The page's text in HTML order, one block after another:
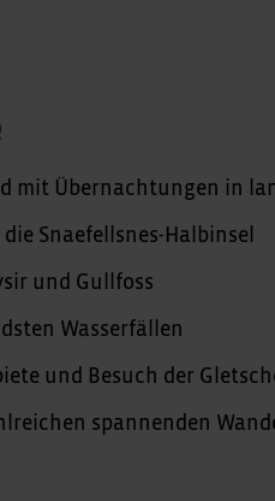
mit Übernachtungen in
Snaefellsnes-Halbinsel
und Gullfoss
Wasserfällen
und Besuch der
spannenden